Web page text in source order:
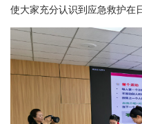
使大家充分认识到应急救护在